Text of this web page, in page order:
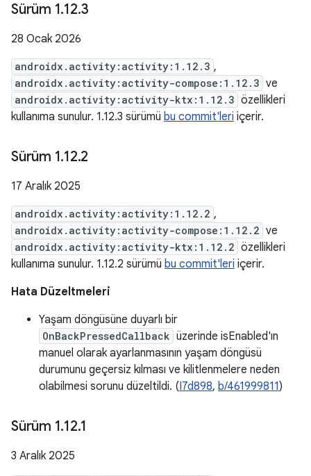
Sürüm 1.12.3
28 Ocak 2026
androidx.activity:activity:1.12.3 ,
androidx.activity:activity-compose:1.12.3 ve
androidx.activity:activity-ktx:1.12.3 özellikleri
kullanıma sunulur. 1.12.3 sürümü bu commit'leri içerir.
Sürüm 1.12.2
17 Aralık 2025
androidx.activity:activity:1.12.2 ,
androidx.activity:activity-compose:1.12.2 ve
androidx.activity:activity-ktx:1.12.2 özellikleri
kullanıma sunulur. 1.12.2 sürümü bu commit'leri içerir.
Hata Düzeltmeleri
Yaşam döngüsüne duyarlı bir
OnBackPressedCallback üzerinde isEnabled'ın
manuel olarak ayarlanmasının yaşam döngüsü
durumunu geçersiz kılması ve kilitlenmelere neden
olabilmesi sorunu düzeltildi. (I7d898, b/461999811)
Sürüm 1.12.1
3 Aralık 2025